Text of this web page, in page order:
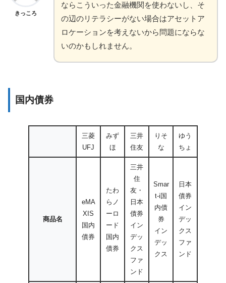
きっころ
ならこういった金融機関を使わないし、そ
の辺のリテラシーがない場合はアセットア
ロケーションを考えないから問題にならな
いのかもしれません。
国内債券
三菱
UFJ
みず
ほ
三井
住友
りそ
な
ゆう
ちょ
商品名
eMA
XIS
国内
債券
たわ
らノ
ーロ
ード
国内
債券
三井
住
友・
日本
債券
イン
デッ
クス
ファ
ンド
Smar
t-i国
内債
券
イン
デッ
クス
日本
債券
イン
デッ
クス
ファ
ンド